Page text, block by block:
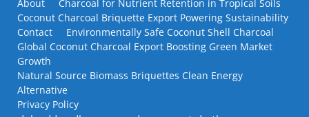
About
Charcoal for Nutrient Retention in Tropical Soils
Coconut Charcoal Briquette Export Powering Sustainability
Contact
Environmentally Safe Coconut Shell Charcoal
Global Coconut Charcoal Export Boosting Green Market
Growth
Natural Source Biomass Briquettes Clean Energy
Alternative
Privacy Policy